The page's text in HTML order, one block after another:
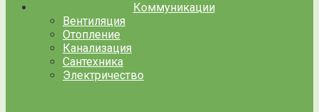
Коммуникации
Вентиляция
Отопление
Канализация
Сантехника
Электричество